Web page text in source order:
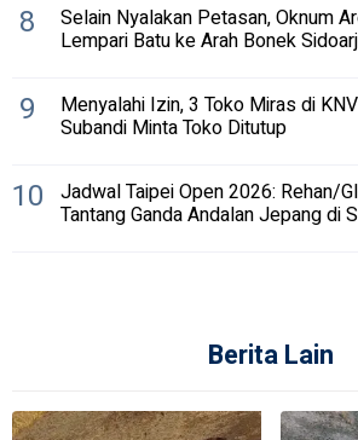
8 Selain Nyalakan Petasan, Oknum
Lempari Batu ke Arah Bonek
9 Menyalahi Izin, 3 Toko Miras di
Subandi Minta Toko Ditutup
10 Jadwal Taipei Open 2026: Rehan/
Tantang Ganda Andalan Jepang di
Berita Lain